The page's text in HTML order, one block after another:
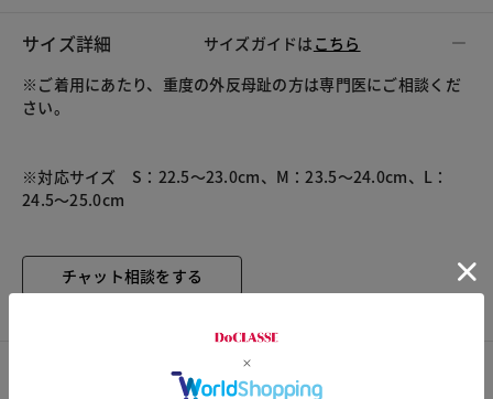
サイズ詳細 サイズガイドは こちら
※ご着用にあたり、重度の外反母趾の方は専門医にご相談くだ
さい。
※対応サイズ S：22.5～23.0cm、M：23.5～24.0cm、L：
24.5～25.0cm
チャット相談をする
カスタマーレビュー